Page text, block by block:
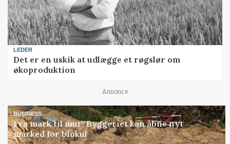
LEDER
Det er en uskik at udlægge et røgslør om
økoproduktion
Annonce
BUSINESS
Fra mark til mur: Byggeriet kan åbne nyt
marked for biokul